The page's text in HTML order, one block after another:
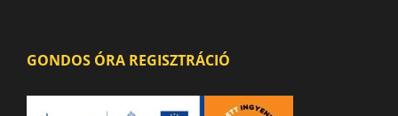
GONDOS ÓRA REGISZTRÁCIÓ